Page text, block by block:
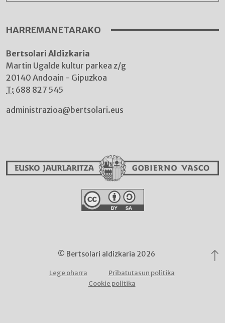
HARREMANETARAKO
Bertsolari Aldizkaria
Martin Ugalde kultur parkea z/g
20140 Andoain - Gipuzkoa
T: 688 827 545
administrazioa@bertsolari.eus
© Bertsolari aldizkaria 2026
Lege oharra
Pribatutasun politika
Cookie politika